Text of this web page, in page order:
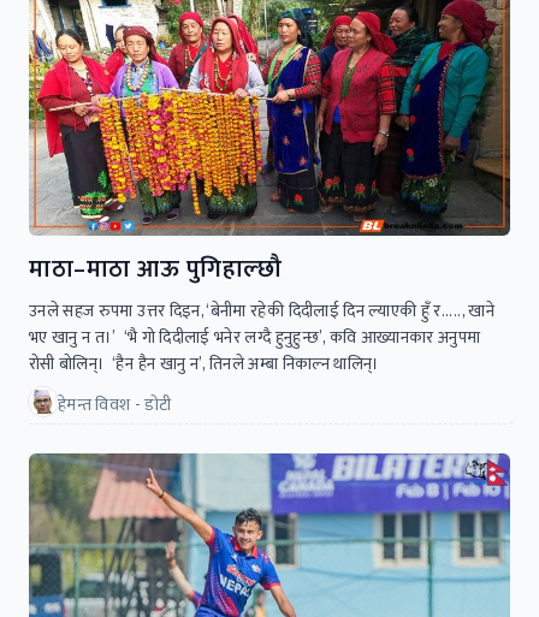
माठा–माठा आऊ पुगिहाल्छौ
उनले सहज रुपमा उत्तर दिइन, ‘बेनीमा रहेकी दिदीलाई दिन ल्याएकी हुँ र....., खाने
भए खानु न त।’ ‘भै गो दिदीलाई भनेर लग्दै हुनुहुन्छ’, कवि आख्यानकार अनुपमा
रोसी बोलिन्। ‘हैन हैन खानु न’, तिनले अम्बा निकाल्न थालिन्।
हेमन्त विवश - डाेटी